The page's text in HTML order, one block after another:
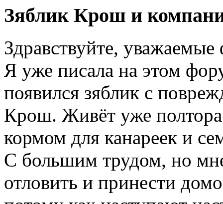
Зяблик Крош и
Здравствуйте,
Я уже писала на этом
появился зяблик с
Крош. Живёт уже
кормом для канареек и
С большим трудом, но
отловить и принести